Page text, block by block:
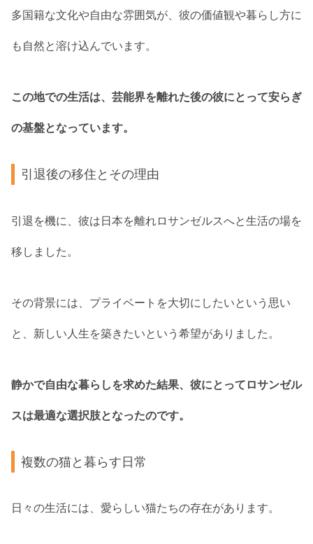
多国籍な文化や自由な雰囲気が、彼の価値観や暮らし方に
も自然と溶け込んでいます。
この地での生活は、芸能界を離れた後の彼にとって安らぎ
の基盤となっています。
引退後の移住とその理由
引退を機に、彼は日本を離れロサンゼルスへと生活の場を
移しました。
その背景には、プライベートを大切にしたいという思い
と、新しい人生を築きたいという希望がありました。
静かで自由な暮らしを求めた結果、彼にとってロサンゼル
スは最適な選択肢となったのです。
複数の猫と暮らす日常
日々の生活には、愛らしい猫たちの存在があります。